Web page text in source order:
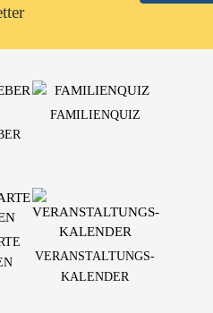
FAMILIENQUIZ
VERANSTALTUNGS-
KALENDER